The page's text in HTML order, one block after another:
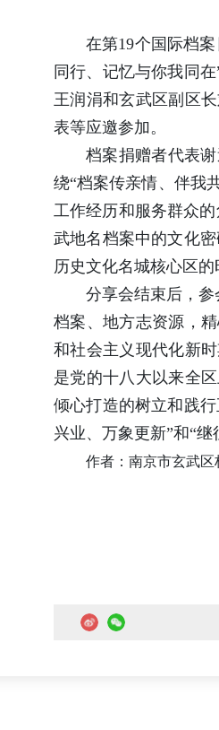
在第19个国际档
同行、记忆与你我同
王润涓和玄武区副区
表等应邀参加。
档案捐赠者代表
绕“档案传亲情、伴我
工作经历和服务群众
武地名档案中的文化
历史文化名城核心区的
分享会结束后，
档案、地方志资源，
和社会主义现代化新
是党的十八大以来全
倾心打造的树立和践
兴业、万象更新”和“继
作者：南京市玄武区